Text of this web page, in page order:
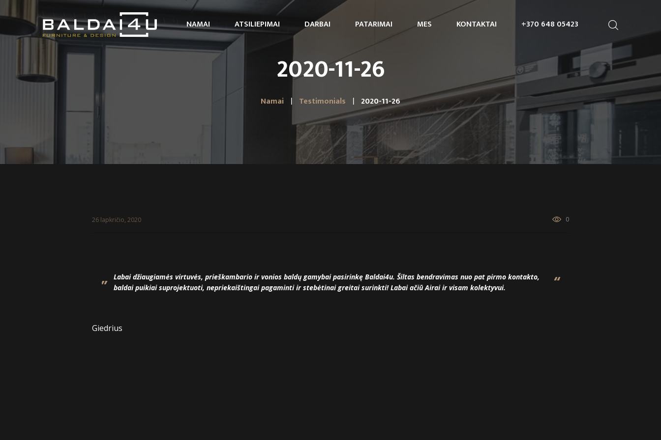
NAMAI ATSILIEPIMAI DARBAI PATARIMAI MES KONTAKTAI +370 648 05423
2020-11-26
Namai Testimonials 2020-11-26
26 lapkričio, 2020 0
Labai džiaugiamės virtuvės, prieškambario ir vonios baldų gamybai pasirinkę Baldai4u. Šiltas bendravimas nuo pat pirmo kontakto,
baldai puikiai suprojektuoti, nepriekaištingai pagaminti ir stebėtinai greitai surinkti! Labai ačiū Airai ir visam kolektyvui.
Giedrius